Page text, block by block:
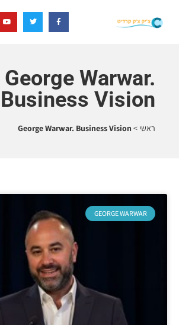
George Warwar.
Business Vision
ראשי >
George Warwar. Business Vision
GEORGE WARWAR